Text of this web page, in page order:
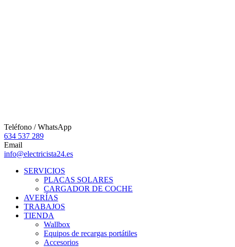
Teléfono / WhatsApp
634 537 289
Email
info@electricista24.es
SERVICIOS
PLACAS SOLARES
CARGADOR DE COCHE
AVERÍAS
TRABAJOS
TIENDA
Wallbox
Equipos de recargas portátiles
Accesorios